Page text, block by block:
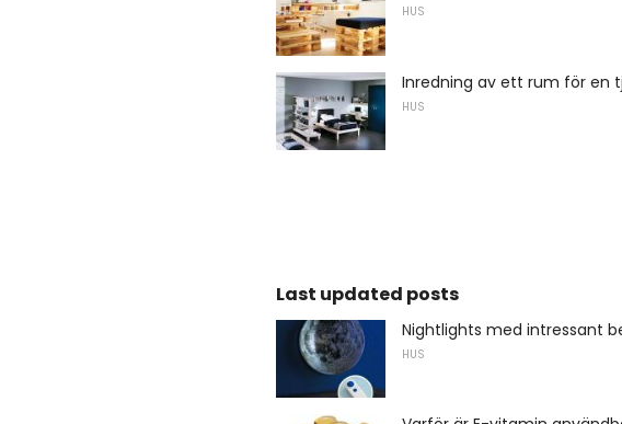
HUS
Inredning av ett rum för en
HUS
Last updated posts
Nightlights med intressant
HUS